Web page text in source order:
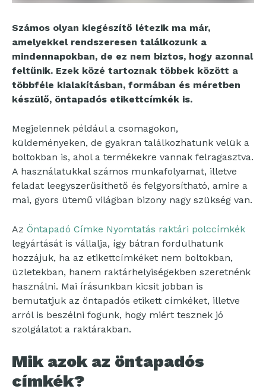
Számos olyan kiegészítő létezik ma már,
amelyekkel rendszeresen találkozunk a
mindennapokban, de ez nem biztos, hogy azonnal
feltűnik. Ezek közé tartoznak többek között a
többféle kialakításban, formában és méretben
készülő, öntapadós etikettcímkék is.
Megjelennek például a csomagokon,
küldeményeken, de gyakran találkozhatunk velük a
boltokban is, ahol a termékekre vannak felragasztva.
A használatukkal számos munkafolyamat, illetve
feladat leegyszerűsíthető és felgyorsítható, amire a
mai, gyors ütemű világban bizony nagy szükség van.
Az Öntapadó Címke Nyomtatás raktári polccímkék
legyártását is vállalja, így bátran fordulhatunk
hozzájuk, ha az etikettcímkéket nem boltokban,
üzletekban, hanem raktárhelyiségekben szeretnénk
használni. Mai írásunkban kicsit jobban is
bemutatjuk az öntapadós etikett címkéket, illetve
arról is beszélni fogunk, hogy miért tesznek jó
szolgálatot a raktárakban.
Mik azok az öntapadós
címkék?